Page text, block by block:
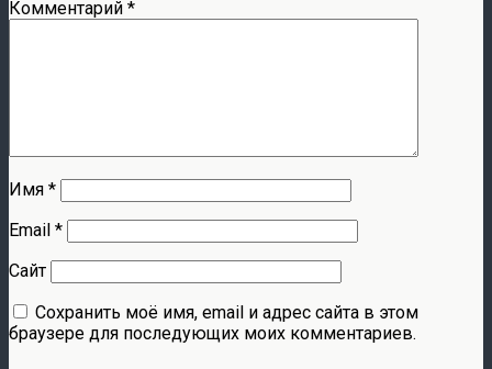
Комментарий *
Имя *
Email *
Сайт
Сохранить моё имя, email и адрес сайта в этом
браузере для последующих моих комментариев.